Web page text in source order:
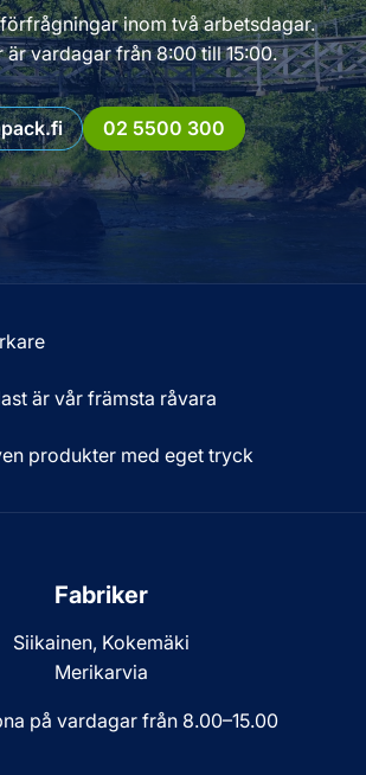
inom två arbetsdagar.
är vardagar från 8:00 till 15:00.
02 5500 300
är vår främsta råvara
produkter med eget tryck
Fabriker
Siikainen, Kokemäki
Merikarvia
på vardagar från 8.00–15.00